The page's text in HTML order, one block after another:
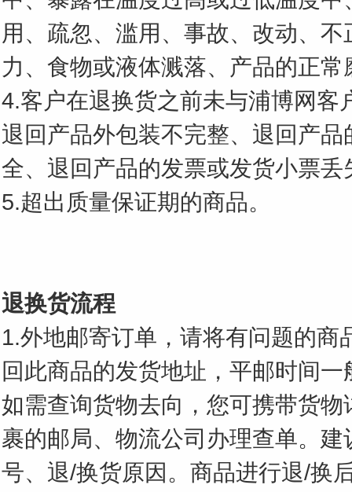
用、疏忽、滥用、事故、改动、
力、食物或液体溅落、产品的正常
4.客户在退换货之前未与浦博网客
退回产品外包装不完整、退回产
全、退回产品的发票或发货小票
5.超出质量保证期的商品。
退换货流程
1.外地邮寄订单，请将有问题的商
回此商品的发货地址，平邮时间
如需查询货物去向，您可携带货
裹的邮局、物流公司办理查单。
号、退/换货原因。商品进行退/换